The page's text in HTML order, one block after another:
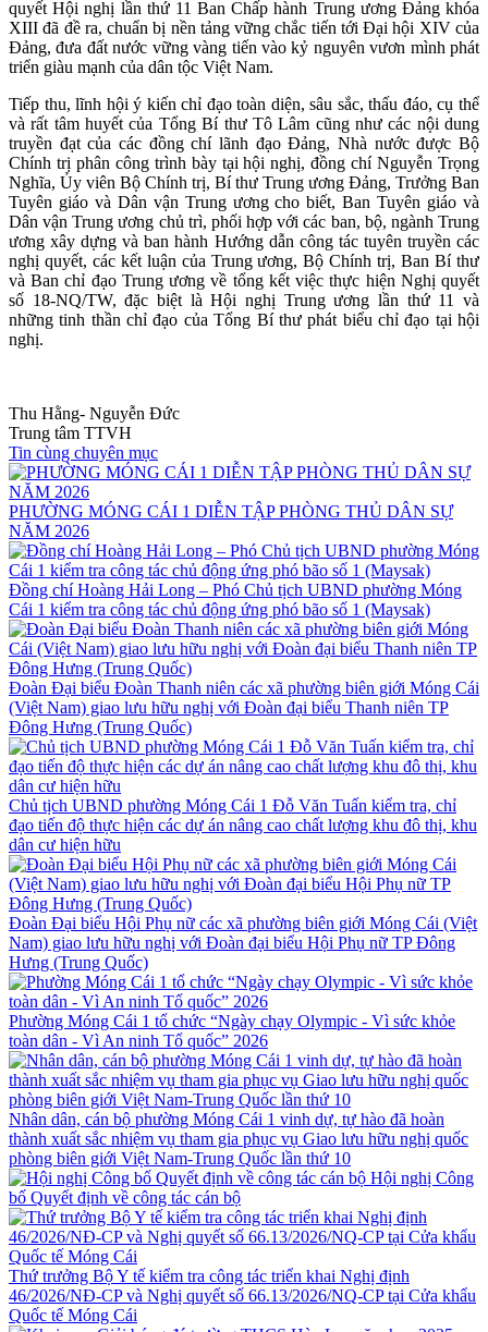
quyết Hội nghị lần thứ 11 Ban Chấp hành Trung ương Đảng khóa
XIII đã đề ra, chuẩn bị nền tảng vững chắc tiến tới Đại hội XIV của
Đảng, đưa đất nước vững vàng tiến vào kỷ nguyên vươn mình phát
triển giàu mạnh của dân tộc Việt Nam.
Tiếp thu, lĩnh hội ý kiến chỉ đạo toàn diện, sâu sắc, thấu đáo, cụ thể
và rất tâm huyết của Tổng Bí thư Tô Lâm cũng như các nội dung
truyền đạt của các đồng chí lãnh đạo Đảng, Nhà nước được Bộ
Chính trị phân công trình bày tại hội nghị, đồng chí Nguyễn Trọng
Nghĩa, Ủy viên Bộ Chính trị, Bí thư Trung ương Đảng, Trưởng Ban
Tuyên giáo và Dân vận Trung ương cho biết, Ban Tuyên giáo và
Dân vận Trung ương chủ trì, phối hợp với các ban, bộ, ngành Trung
ương xây dựng và ban hành Hướng dẫn công tác tuyên truyền các
nghị quyết, các kết luận của Trung ương, Bộ Chính trị, Ban Bí thư
và Ban chỉ đạo Trung ương về tổng kết việc thực hiện Nghị quyết
số 18-NQ/TW, đặc biệt là Hội nghị Trung ương lần thứ 11 và
những tinh thần chỉ đạo của Tổng Bí thư phát biểu chỉ đạo tại hội
nghị.
Thu Hằng- Nguyễn Đức
Trung tâm TTVH
Tin cùng chuyên mục
PHƯỜNG MÓNG CÁI 1 DIỄN TẬP PHÒNG THỦ DÂN SỰ
NĂM 2026
Đồng chí Hoàng Hải Long – Phó Chủ tịch UBND phường Móng
Cái 1 kiểm tra công tác chủ động ứng phó bão số 1 (Maysak)
Đoàn Đại biểu Đoàn Thanh niên các xã phường biên giới Móng Cái
(Việt Nam) giao lưu hữu nghị với Đoàn đại biểu Thanh niên TP
Đông Hưng (Trung Quốc)
Chủ tịch UBND phường Móng Cái 1 Đỗ Văn Tuấn kiểm tra, chỉ
đạo tiến độ thực hiện các dự án nâng cao chất lượng khu đô thị, khu
dân cư hiện hữu
Đoàn Đại biểu Hội Phụ nữ các xã phường biên giới Móng Cái (Việt
Nam) giao lưu hữu nghị với Đoàn đại biểu Hội Phụ nữ TP Đông
Hưng (Trung Quốc)
Phường Móng Cái 1 tổ chức “Ngày chạy Olympic - Vì sức khỏe
toàn dân - Vì An ninh Tổ quốc” 2026
Nhân dân, cán bộ phường Móng Cái 1 vinh dự, tự hào đã hoàn
thành xuất sắc nhiệm vụ tham gia phục vụ Giao lưu hữu nghị quốc
phòng biên giới Việt Nam-Trung Quốc lần thứ 10
Hội nghị Công
bố Quyết định về công tác cán bộ
Thứ trưởng Bộ Y tế kiểm tra công tác triển khai Nghị định
46/2026/NĐ-CP và Nghị quyết số 66.13/2026/NQ-CP tại Cửa khẩu
Quốc tế Móng Cái